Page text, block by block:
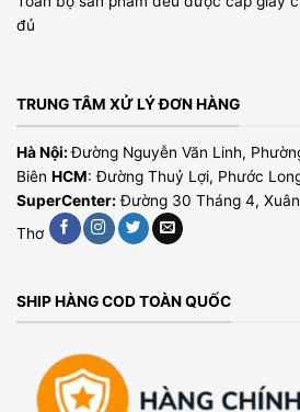
đủ
TRUNG TÂM XỬ LÝ ĐƠN HÀNG
Hà Nội:Đường Nguyễn Văn Linh,
Biên HCM: Đường Thuỷ Lợi, Phước
SuperCenter: Đường 30 Tháng 4,
Thơ
SHIP HÀNG COD TOÀN QUỐC